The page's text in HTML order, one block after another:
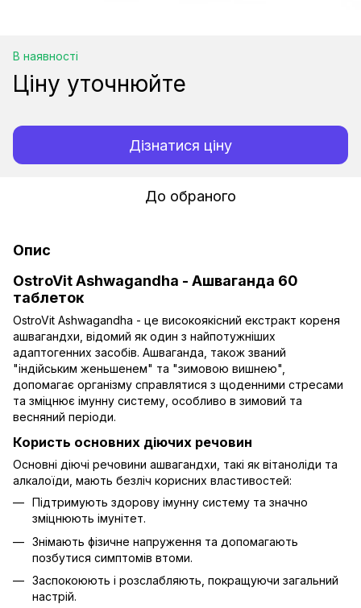
В наявності
Ціну уточнюйте
Дізнатися ціну
До обраного
Опис
OstroVit Ashwagandha - Ашваганда 60
таблеток
OstroVit Ashwagandha - це високоякісний екстракт кореня
ашвагандхи, відомий як один з найпотужніших
адаптогенних засобів. Ашваганда, також званий
"індійським женьшенем" та "зимовою вишнею",
допомагає організму справлятися з щоденними стресами
та зміцнює імунну систему, особливо в зимовий та
весняний періоди.
Користь основних діючих речовин
Основні діючі речовини ашвагандхи, такі як вітаноліди та
алкалоїди, мають безліч корисних властивостей:
Підтримують здорову імунну систему та значно
зміцнюють імунітет.
Знімають фізичне напруження та допомагають
позбутися симптомів втоми.
Заспокоюють і розслабляють, покращуючи загальний
настрій.